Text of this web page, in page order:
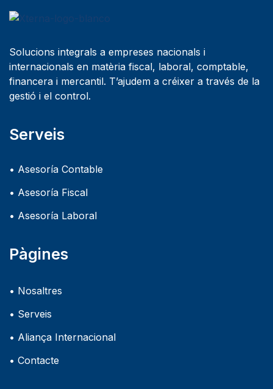
Solucions integrals a empreses nacionals i
internacionals en matèria fiscal, laboral, comptable,
financera i mercantil. T’ajudem a créixer a través de la
gestió i el control.
Serveis
• Asesoría Contable
• Asesoría Fiscal
• Asesoría Laboral
Pàgines
• Nosaltres
• Serveis
• Aliança Internacional
• Contacte